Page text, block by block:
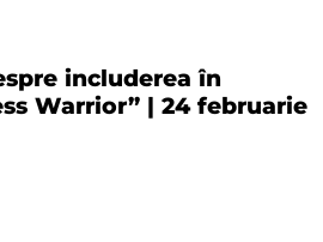
includerea în
Warrior” | 24 februarie